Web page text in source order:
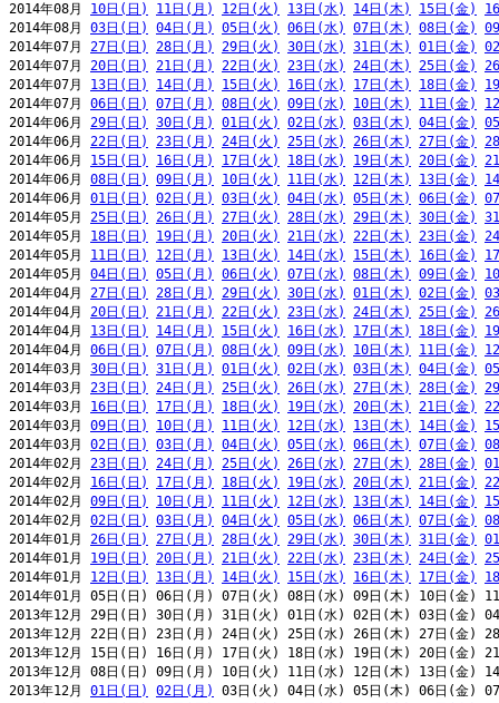
2014年08月 10日(日) 11日(月) 12日(火) 13日(水) 14日(木) 15日(金)
2014年08月 03日(日) 04日(月) 05日(火) 06日(水) 07日(木) 08日(金)
2014年07月 27日(日) 28日(月) 29日(火) 30日(水) 31日(木) 01日(金)
2014年07月 20日(日) 21日(月) 22日(火) 23日(水) 24日(木) 25日(金)
2014年07月 13日(日) 14日(月) 15日(火) 16日(水) 17日(木) 18日(金)
2014年07月 06日(日) 07日(月) 08日(火) 09日(水) 10日(木) 11日(金)
2014年06月 29日(日) 30日(月) 01日(火) 02日(水) 03日(木) 04日(金)
2014年06月 22日(日) 23日(月) 24日(火) 25日(水) 26日(木) 27日(金)
2014年06月 15日(日) 16日(月) 17日(火) 18日(水) 19日(木) 20日(金)
2014年06月 08日(日) 09日(月) 10日(火) 11日(水) 12日(木) 13日(金)
2014年06月 01日(日) 02日(月) 03日(火) 04日(水) 05日(木) 06日(金)
2014年05月 25日(日) 26日(月) 27日(火) 28日(水) 29日(木) 30日(金)
2014年05月 18日(日) 19日(月) 20日(火) 21日(水) 22日(木) 23日(金)
2014年05月 11日(日) 12日(月) 13日(火) 14日(水) 15日(木) 16日(金)
2014年05月 04日(日) 05日(月) 06日(火) 07日(水) 08日(木) 09日(金)
2014年04月 27日(日) 28日(月) 29日(火) 30日(水) 01日(木) 02日(金)
2014年04月 20日(日) 21日(月) 22日(火) 23日(水) 24日(木) 25日(金)
2014年04月 13日(日) 14日(月) 15日(火) 16日(水) 17日(木) 18日(金)
2014年04月 06日(日) 07日(月) 08日(火) 09日(水) 10日(木) 11日(金)
2014年03月 30日(日) 31日(月) 01日(火) 02日(水) 03日(木) 04日(金)
2014年03月 23日(日) 24日(月) 25日(火) 26日(水) 27日(木) 28日(金)
2014年03月 16日(日) 17日(月) 18日(火) 19日(水) 20日(木) 21日(金)
2014年03月 09日(日) 10日(月) 11日(火) 12日(水) 13日(木) 14日(金)
2014年03月 02日(日) 03日(月) 04日(火) 05日(水) 06日(木) 07日(金)
2014年02月 23日(日) 24日(月) 25日(火) 26日(水) 27日(木) 28日(金)
2014年02月 16日(日) 17日(月) 18日(火) 19日(水) 20日(木) 21日(金)
2014年02月 09日(日) 10日(月) 11日(火) 12日(水) 13日(木) 14日(金)
2014年02月 02日(日) 03日(月) 04日(火) 05日(水) 06日(木) 07日(金)
2014年01月 26日(日) 27日(月) 28日(火) 29日(水) 30日(木) 31日(金)
2014年01月 19日(日) 20日(月) 21日(火) 22日(水) 23日(木) 24日(金)
2014年01月 12日(日) 13日(月) 14日(火) 15日(水) 16日(木) 17日(金)
2014年01月 05日(日) 06日(月) 07日(火) 08日(水) 09日(木) 10日(金)
2013年12月 29日(日) 30日(月) 31日(火) 01日(水) 02日(木) 03日(金)
2013年12月 22日(日) 23日(月) 24日(火) 25日(水) 26日(木) 27日(金)
2013年12月 15日(日) 16日(月) 17日(火) 18日(水) 19日(木) 20日(金)
2013年12月 08日(日) 09日(月) 10日(火) 11日(水) 12日(木) 13日(金)
2013年12月 01日(日) 02日(月)
03日(火) 04日(水) 05日(木) 06日(金)